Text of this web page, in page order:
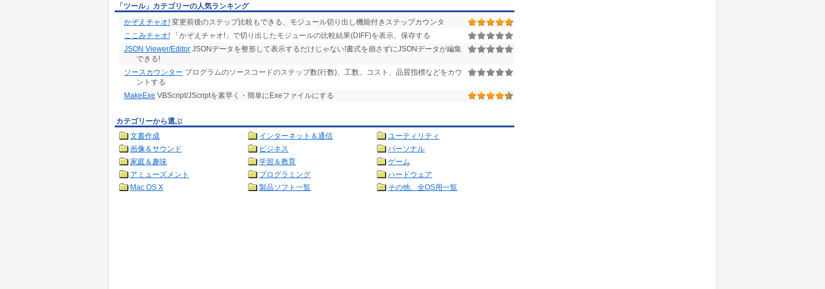
「ツール」カテゴリーの人気ランキング
かぞえチャオ! 変更前後のステップ比較もできる、モジュール切り出し機能付きステップカウンタ
ここみチャオ! 「かぞえチャオ!」で切り出したモジュールの比較結果(DIFF)を表示、保存する
JSON Viewer/Editor JSONデータを整形して表示するだけじゃない!書式を崩さずにJSONデータが編集
できる!
ソースカウンター プログラムのソースコードのステップ数(行数)、工数、コスト、品質指標などをカウ
ントする
MakeExe VBScript/JScriptを素早く・簡単にExeファイルにする
カテゴリーから選ぶ
文書作成
インターネット＆通信
ユーティリティ
画像＆サウンド
ビジネス
パーソナル
家庭＆趣味
学習＆教育
ゲーム
アミューズメント
プログラミング
ハードウェア
Mac OS X
製品ソフト一覧 その他、全OS用一覧